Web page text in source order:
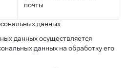
почты
данных
данных осуществляется
данных на обработку его